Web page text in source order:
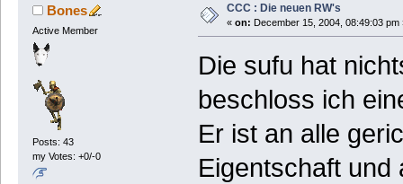
Bones
Active Member
Posts: 43
my Votes: +0/-0
CCC : Die neuen RW's
« on: December 15, 2004, 08:49:03 pm
Die sufu hat
beschloss ich
Er ist an alle
Eigentschaft und